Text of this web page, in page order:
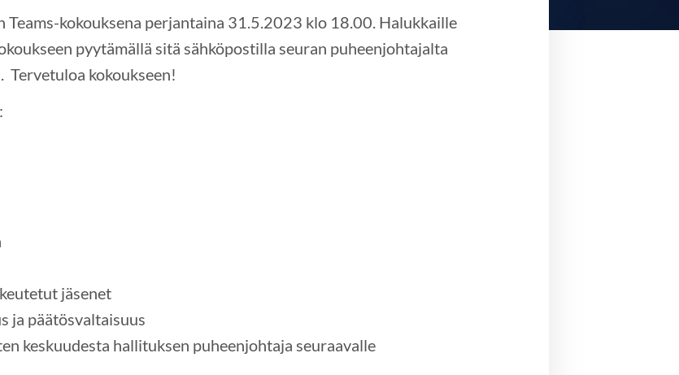
Teams-kokouksena perjantaina 31.5.2023 klo 18.00. Halukkaille
pyytämällä sitä sähköpostilla seuran puheenjohtajalta
Tervetuloa kokoukseen!
jäsenet
ja päätösvaltaisuus
keskuudesta hallituksen puheenjohtaja seuraavalle